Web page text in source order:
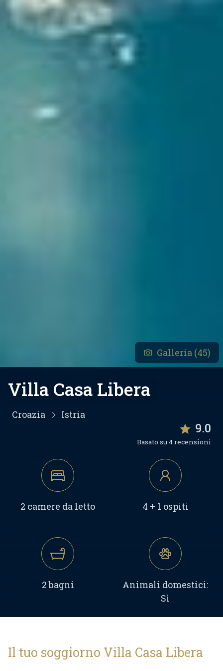
Galleria (45)
Villa Casa Libera
Croazia Istria
9.0
Basato su 4 recensioni
2 camere da letto 4 + 1 ospiti
2 bagni
Animali domestici:
Sì
Il tuo soggiorno Villa Casa Libera